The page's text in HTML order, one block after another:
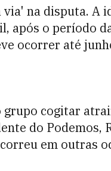
na disputa. A
após o período
ocorrer até
grupo cogitar
do Podemos,
em outras